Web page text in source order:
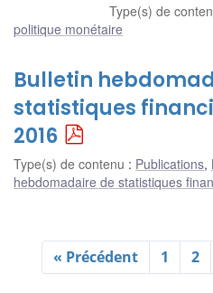
Type(s) de
politique monétaire
Bulletin
statistiques
2016
Type(s) de contenu : Publications,
hebdomadaire de statistiques
« Précédent 1 2